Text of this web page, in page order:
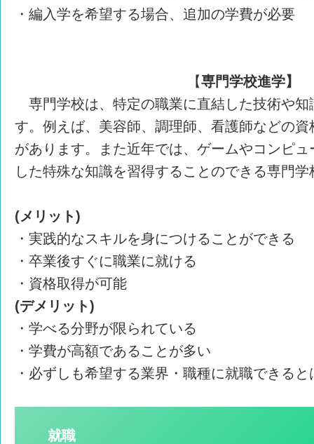
・編入学を希望する場合、追加の学費が必要
【専門学校進学】
専門学校は、特定の職業に直結した技術や知
す。例えば、美容師、調理師、看護師などの
があります。また近年では、ゲームやコンピ
した特殊な知識を習得することのできる専門
(メリット)
・実践的なスキルを身につけることができる
・卒業後すぐに職業に就ける
・資格取得が可能
(デメリット)
・学べる分野が限られている
・学費が高額であることが多い
・必ずしも希望する業界・職種に就職できる
就職